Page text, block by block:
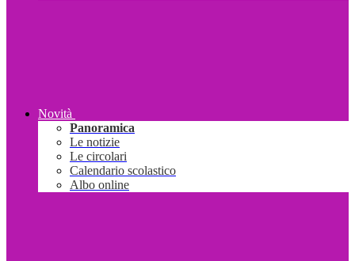
Novità
Panoramica
Le notizie
Le circolari
Calendario scolastico
Albo online